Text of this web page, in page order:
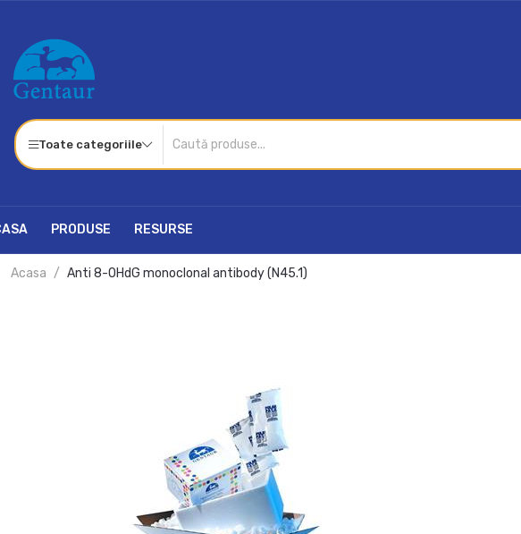
Toate categoriile
PRODUSE RESURSE
Acasa Anti 8-OHdG monoclonal antibody (N45.1)